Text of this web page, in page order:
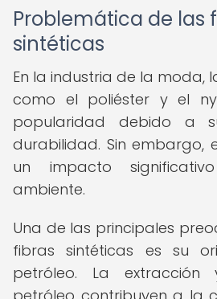
Problemática de las
sintéticas
En la industria de la moda,
como el poliéster y el
popularidad debido a
durabilidad. Sin embargo,
un impacto
ambiente.
Una de las principales
fibras sintéticas es su
petróleo. La extracción